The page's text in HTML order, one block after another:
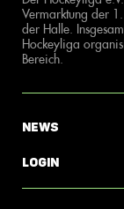
Vermarktung der
der Halle.
Hockeyliga
Bereich.
News
Login